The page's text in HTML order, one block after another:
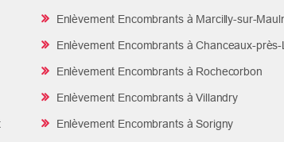
Enlèvement Encombrants à Marcilly-sur-
Enlèvement Encombrants à Chanceaux-
Enlèvement Encombrants à Rochecorbon
Enlèvement Encombrants à Villandry
Enlèvement Encombrants à Sorigny